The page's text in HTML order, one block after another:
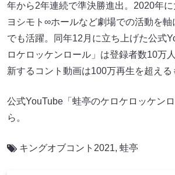
年から2年連続で準決勝進出。2020年に
ヨシモト∞ホールなど劇場での活動を軸
でも活躍。同年12月に立ち上げた公式
ロケロッケンロール」は登録者数10万
新するコント動画は100万再生を超える
公式YouTube「蛙亭のケロケロッケン
ら。
キングオブコント2021, 蛙亭